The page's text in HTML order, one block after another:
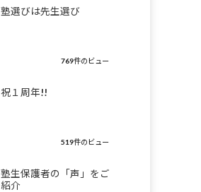
塾選びは先生選び
769件のビュー
祝１周年!!
519件のビュー
塾生保護者の「声」をご
紹介